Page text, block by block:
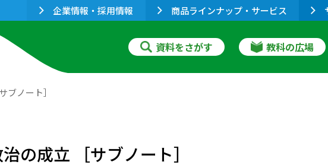
企業情報・採用情報 商品ラインナップ・サービス
資料をさがす 教科の広場
ノート］
の成立 ［サブノート］